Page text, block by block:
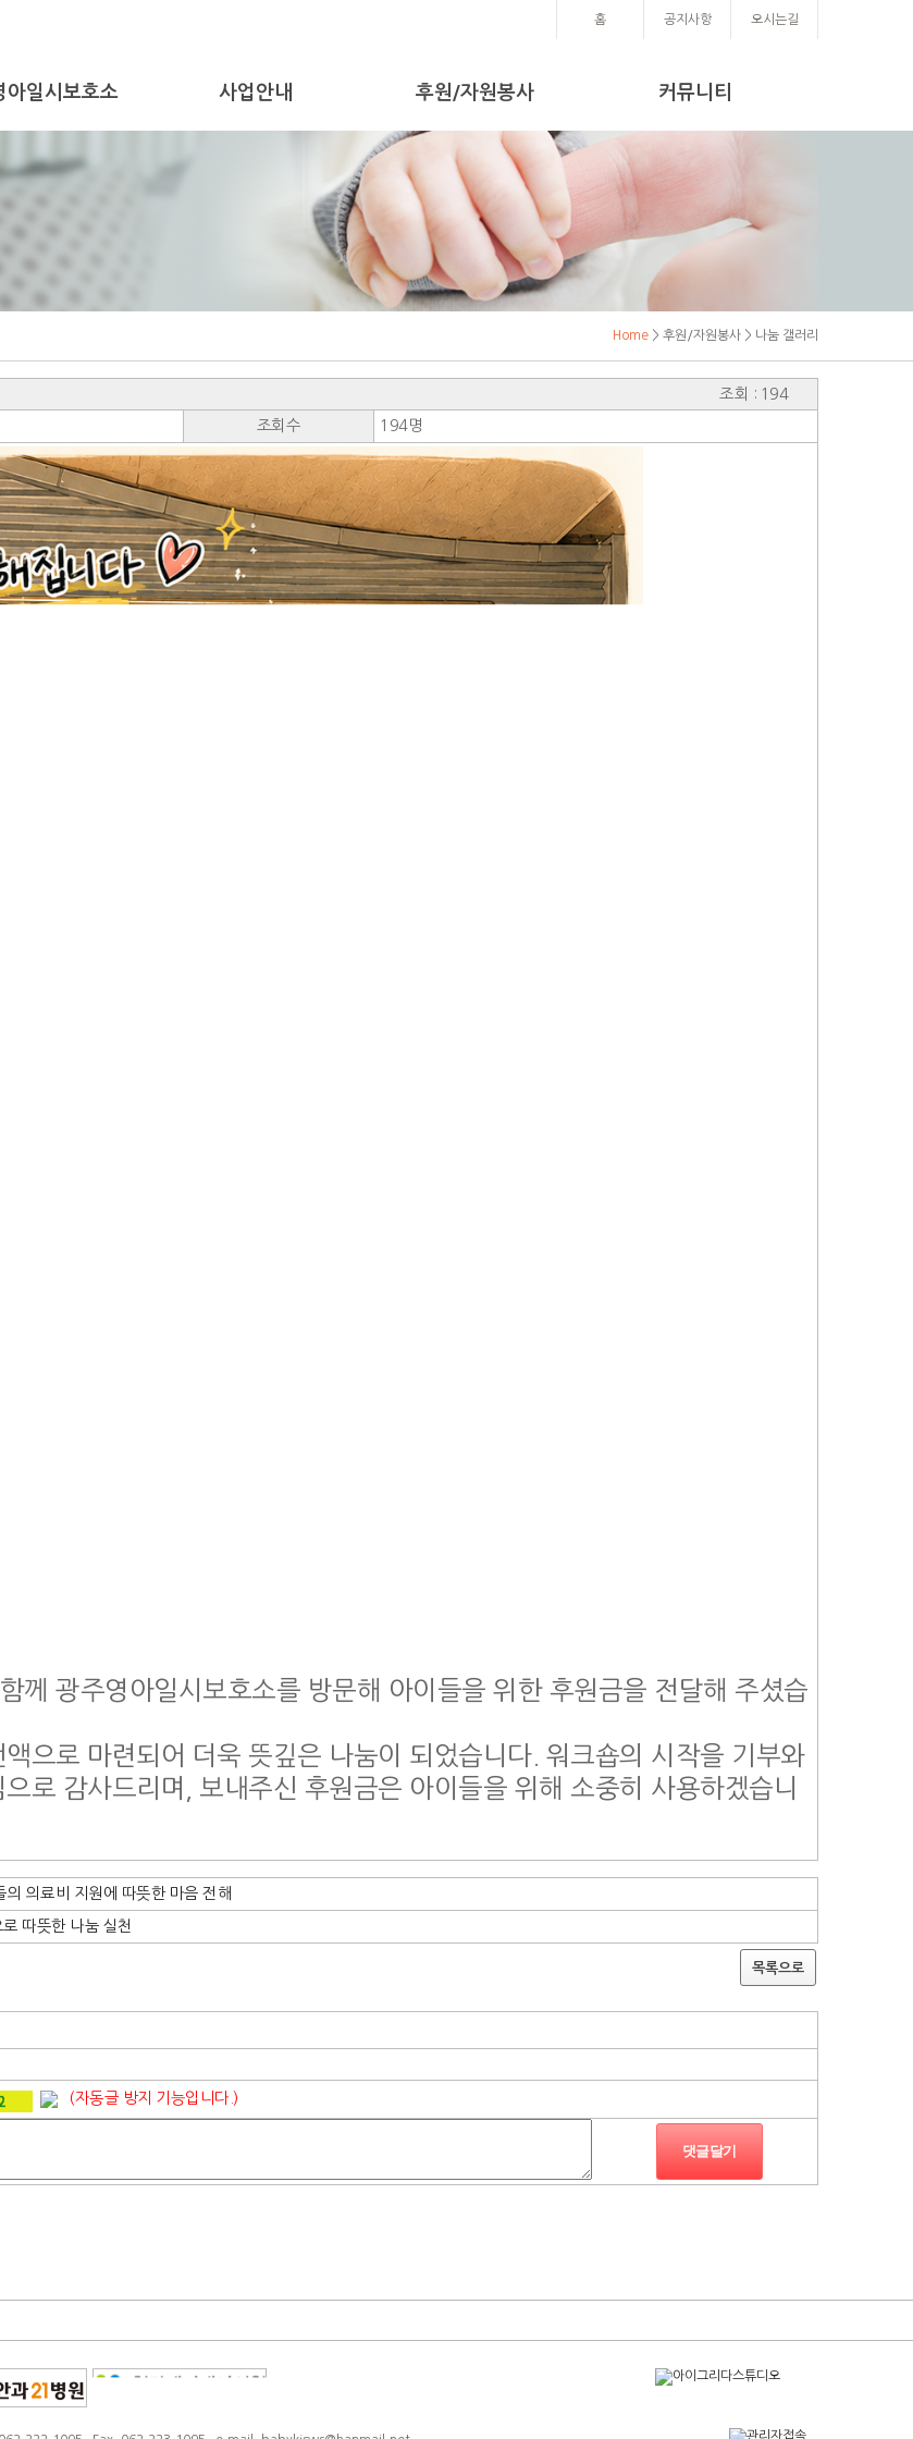
홈 공지사항 오시는길
아일시보호소 사업안내 후원/자원봉사 커뮤니티
Home > 후원/자원봉사 > 나눔 갤러리
조회 : 194
조회수 194명
께 광주영아일시보호소를 방문해 아이들을 위한 후원금을 전달해 주셨습
으로 마련되어 더욱 뜻깊은 나눔이 되었습니다. 워크숍의 시작을 기부와
로 감사드리며, 보내주신 후원금은 아이들을 위해 소중히 사용하겠습니
의료비 지원에 따뜻한 마음 전해
따뜻한 나눔 실천
목록으로
(자동글 방지 기능입니다.)
댓글달기